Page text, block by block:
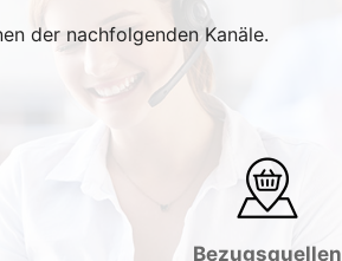
der nachfolgenden Kanäle.
Bezugsquellen